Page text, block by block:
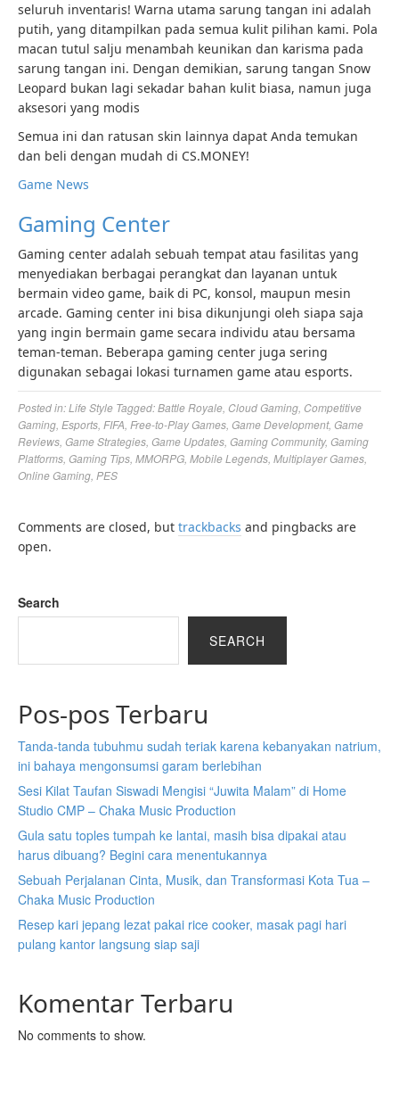
seluruh inventaris! Warna utama sarung tangan ini adalah
putih, yang ditampilkan pada semua kulit pilihan kami. Pola
macan tutul salju menambah keunikan dan karisma pada
sarung tangan ini. Dengan demikian, sarung tangan Snow
Leopard bukan lagi sekadar bahan kulit biasa, namun juga
aksesori yang modis
Semua ini dan ratusan skin lainnya dapat Anda temukan
dan beli dengan mudah di CS.MONEY!
Game News
Gaming Center
Gaming center adalah sebuah tempat atau fasilitas yang
menyediakan berbagai perangkat dan layanan untuk
bermain video game, baik di PC, konsol, maupun mesin
arcade. Gaming center ini bisa dikunjungi oleh siapa saja
yang ingin bermain game secara individu atau bersama
teman-teman. Beberapa gaming center juga sering
digunakan sebagai lokasi turnamen game atau esports.
Posted in:Life Style Tagged:Battle Royale Cloud Gaming Competitive
Gaming Esports FIFA Free-to-Play Games Game Development, Game
Reviews Game Strategies Game Updates Gaming Community, Gaming
Platforms Gaming Tips MMORPG Mobile Legends Multiplayer Games
Online Gaming PES
Comments are closed, but trackbacks and pingbacks are
open.
Search
SEARCH
Pos-pos Terbaru
Tanda-tanda tubuhmu sudah teriak karena kebanyakan natrium,
ini bahaya mengonsumsi garam berlebihan
Sesi Kilat Taufan Siswadi Mengisi “Juwita Malam” di Home
Studio CMP – Chaka Music Production
Gula satu toples tumpah ke lantai, masih bisa dipakai atau
harus dibuang? Begini cara menentukannya
Sebuah Perjalanan Cinta, Musik, dan Transformasi Kota Tua –
Chaka Music Production
Resep kari jepang lezat pakai rice cooker, masak pagi hari
pulang kantor langsung siap saji
Komentar Terbaru
No comments to show.